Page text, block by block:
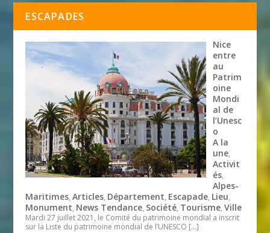
ESCAPADES
Nice
entre
au
Patrim
oine
Mondi
al de
l’Unesc
o
A la
une,
Activit
és,
Alpes-
Maritimes,Articles, Département, Escapade, Lieu,
Monument, News Tendance, Société, Tourisme,Ville
Mardi 27 juillet 2021, le Comité du patrimoine mondial a inscrit
sur la Liste du patrimoine mondial de l’UNESCO […]